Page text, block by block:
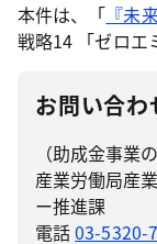
本件は、「 『未
戦略14 「ゼロエ
お問い合わ
（助成金事業
産業労働局産
ー推進課
電話03-5320-